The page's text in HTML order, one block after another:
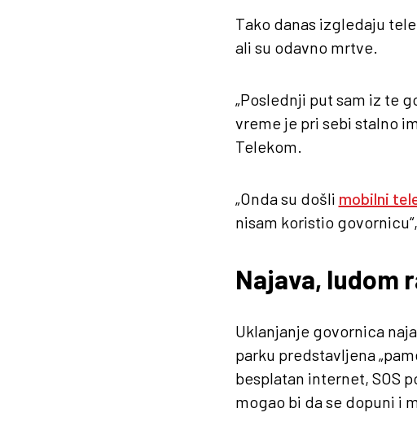
Tako danas izgledaju
ali su odavno mrtve.
„Poslednji put sam iz te
vreme je pri sebi stalno
Telekom.
„Onda su došli mobilni
nisam koristio
Najava, ludom
Uklanjanje govornica
parku predstavljena
besplatan internet, SOS
mogao bi da se dopuni i